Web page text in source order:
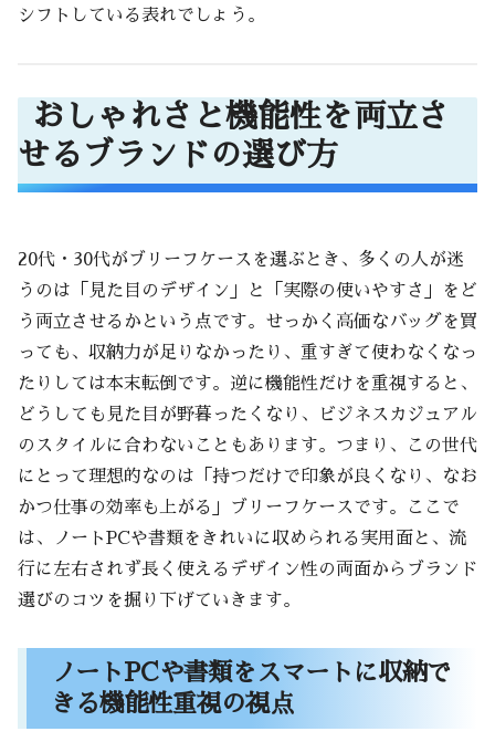
シフトしている表れでしょう。
おしゃれさと機能性を両立さ
せるブランドの選び方
20代・30代がブリーフケースを選ぶとき、多くの人が迷
うのは「見た目のデザイン」と「実際の使いやすさ」をど
う両立させるかという点です。せっかく高価なバッグを買
っても、収納力が足りなかったり、重すぎて使わなくなっ
たりしては本末転倒です。逆に機能性だけを重視すると、
どうしても見た目が野暮ったくなり、ビジネスカジュアル
のスタイルに合わないこともあります。つまり、この世代
にとって理想的なのは「持つだけで印象が良くなり、なお
かつ仕事の効率も上がる」ブリーフケースです。ここで
は、ノートPCや書類をきれいに収められる実用面と、流
行に左右されず長く使えるデザイン性の両面からブランド
選びのコツを掘り下げていきます。
ノートPCや書類をスマートに収納で
きる機能性重視の視点